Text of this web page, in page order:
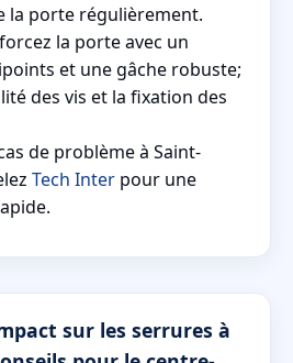
la porte régulièrement.
la porte avec un
et une gâche robuste;
des vis et la fixation des
de problème à Saint-
Tech Inter pour une
sur les serrures à